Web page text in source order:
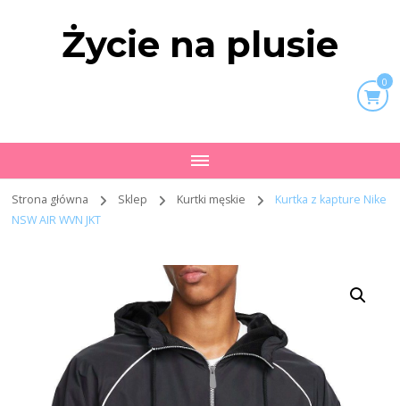
Życie na plusie
0
Strona główna Sklep Kurtki męskie
Kurtka z kapture Nike
NSW AIR WVN JKT